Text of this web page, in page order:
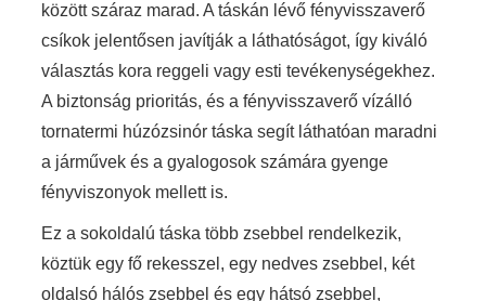
között száraz marad. A táskán lévő fényvisszaverő
csíkok jelentősen javítják a láthatóságot, így kiváló
választás kora reggeli vagy esti tevékenységekhez.
A biztonság prioritás, és a fényvisszaverő vízálló
tornatermi húzózsinór táska segít láthatóan maradni
a járművek és a gyalogosok számára gyenge
fényviszonyok mellett is.
Ez a sokoldalú táska több zsebbel rendelkezik,
köztük egy fő rekesszel, egy nedves zsebbel, két
oldalsó hálós zsebbel és egy hátsó zsebbel,